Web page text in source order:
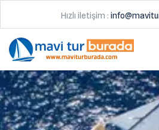
Hızlı iletişim :